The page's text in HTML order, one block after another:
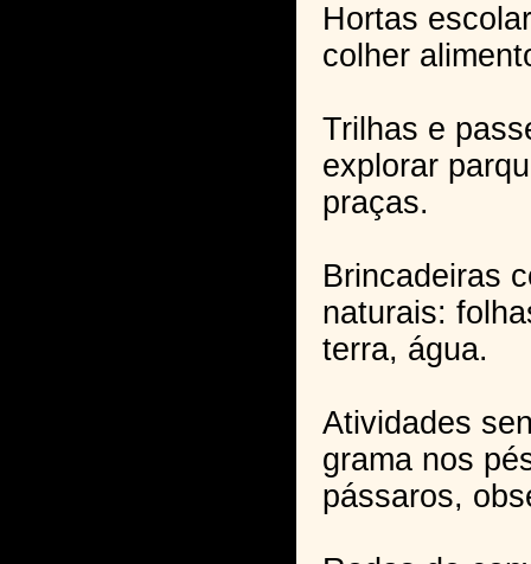
Hortas
colher
Trilhas e
explorar
praças.
Brincadeiras
naturais:
terra, água.
Atividades
grama nos
pássaros,